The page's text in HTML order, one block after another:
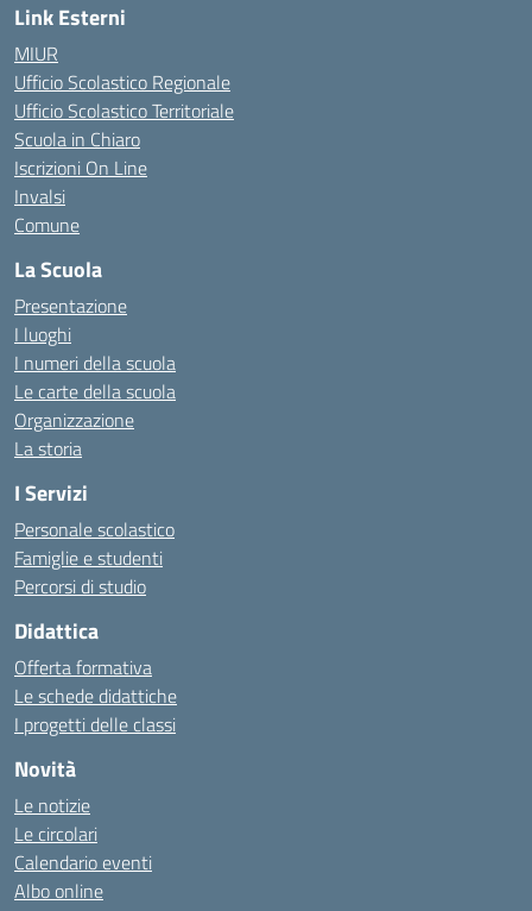
Link Esterni
MIUR
Ufficio Scolastico Regionale
Ufficio Scolastico Territoriale
Scuola in Chiaro
Iscrizioni On Line
Invalsi
Comune
La Scuola
Presentazione
I luoghi
I numeri della scuola
Le carte della scuola
Organizzazione
La storia
I Servizi
Personale scolastico
Famiglie e studenti
Percorsi di studio
Didattica
Offerta formativa
Le schede didattiche
I progetti delle classi
Novità
Le notizie
Le circolari
Calendario eventi
Albo online